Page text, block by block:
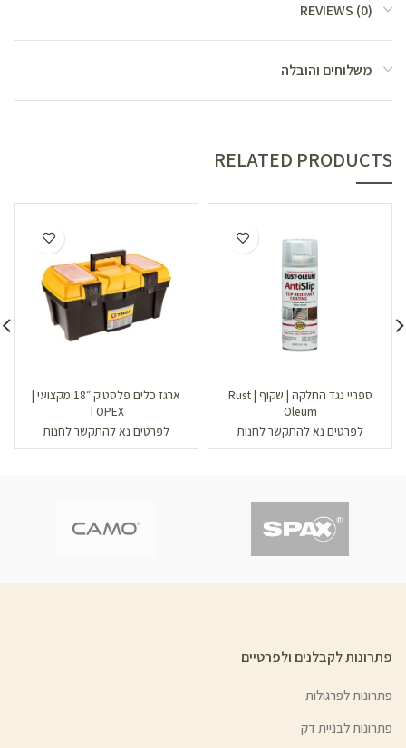
REVIEWS (0)
משלוחים והובלה
RELATED PRODUCTS
ספריי נגד החלקה | שקוף | Rust
Oleum
לפרטים נא להתקשר לחנות
ארגז כלים פלסטיק ״18 מקצועי |
TOPEX
לפרטים נא להתקשר לחנות
פתרונות לקבלנים ולפרטיים
פתרונות לפרגולות
פתרונות לבניית דק